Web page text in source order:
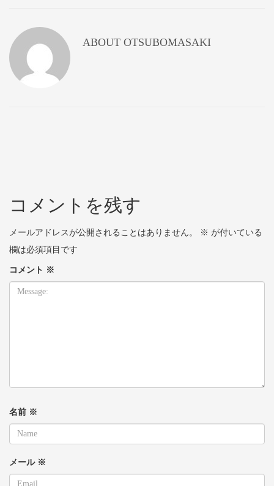
ABOUT OTSUBOMASAKI
コメントを残す
メールアドレスが公開されることはありません。 ※ が付いている
欄は必須項目です
コメント ※
名前 ※
メール ※